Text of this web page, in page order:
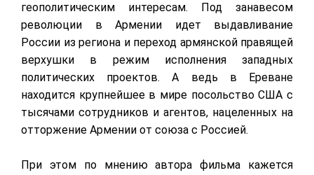
геополитическим интересам. Под занавесом
революции в Армении идет выдавливание
России из региона и переход армянской правящей
верхушки в режим исполнения западных
политических проектов. А ведь в Ереване
находится крупнейшее в мире посольство США с
тысячами сотрудников и агентов, нацеленных на
отторжение Армении от союза с Россией.
При этом по мнению автора фильма кажется